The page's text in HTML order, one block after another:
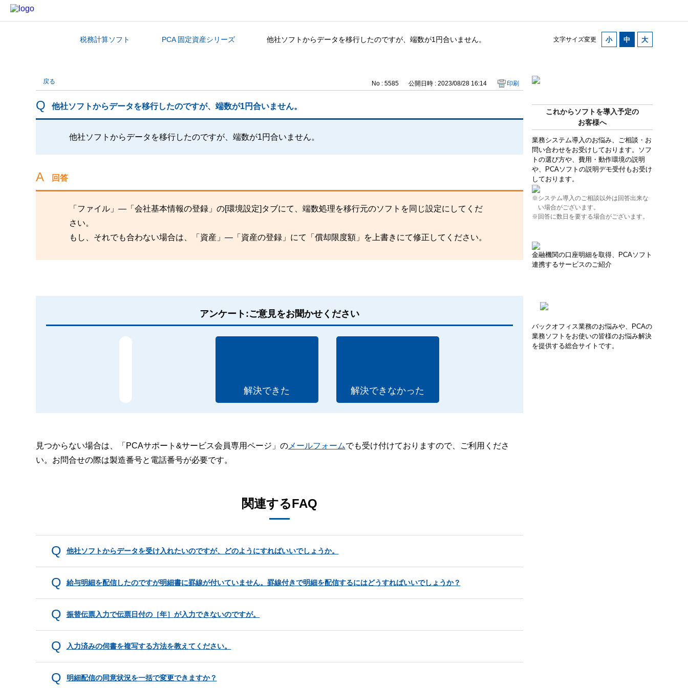
文字サイズ変更
カテゴリから探す税務計算ソフト PCA 固定資産シリーズ 他社ソフトからデータを移行したのですが、端数が1円合いません。
これからソフトを導入予定の
お客様へ
業務システム導入のお悩み、ご相談・お
問い合わせをお受けしております。ソフ
トの選び方や、費用・動作環境の説明
や、PCAソフトの説明デモ受付もお受け
しております。
※システム導入のご相談以外は回答出来な
い場合がございます。
※回答に数日を要する場合がございます。
金融機関の口座明細を取得、PCAソフト
連携するサービスのご紹介
バックオフィス業務のお悩みや、PCAの
業務ソフトをお使いの皆様のお悩み解決
を提供する総合サイトです。
戻る No : 5585 公開日時 : 2023/08/28 16:14 印刷
他社ソフトからデータを移行したのですが、端数が1円合いません。
他社ソフトからデータを移行したのですが、端数が1円合いません。
回答
「ファイル」―「会社基本情報の登録」の[環境設定]タブにて、端数処理を移行元のソフトを同じ設定にしてくだ
さい。
もし、それでも合わない場合は、「資産」―「資産の登録」にて「償却限度額」を上書きにて修正してください。
アンケート:ご意見をお聞かせください
解決できた 解決できなかった
見つからない場合は、「PCAサポート&サービス会員専用ページ」のメールフォームでも受け付けておりますので、ご利用くださ
い。お問合せの際は製造番号と電話番号が必要です。
関連するFAQ
他社ソフトからデータを受け入れたいのですが、どのようにすればいいでしょうか。
給与明細を配信したのですが明細書に罫線が付いていません。罫線付きで明細を配信するにはどうすればいいでしょうか？
振替伝票入力で伝票日付の［年］が入力できないのですが。
入力済みの伺書を複写する方法を教えてください。
明細配信の同意状況を一括で変更できますか？